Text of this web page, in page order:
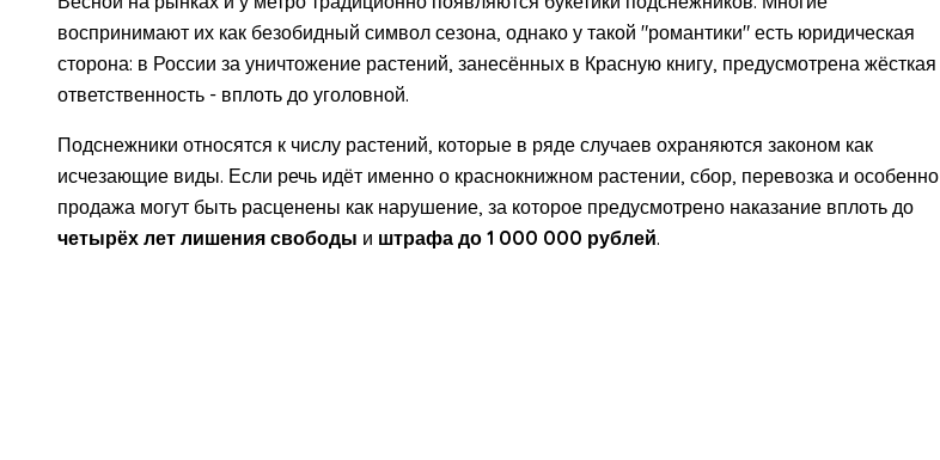
воспринимают их как безобидный символ сезона, однако у такой "романтики" есть юридическая
сторона: в России за уничтожение растений, занесённых в Красную книгу, предусмотрена жёсткая
ответственность - вплоть до уголовной.
Подснежники относятся к числу растений, которые в ряде случаев охраняются законом как
исчезающие виды. Если речь идёт именно о краснокнижном растении, сбор, перевозка и особенно
продажа могут быть расценены как нарушение, за которое предусмотрено наказание вплоть до
четырёх лет лишения свободы и штрафа до 1 000 000 рублей.